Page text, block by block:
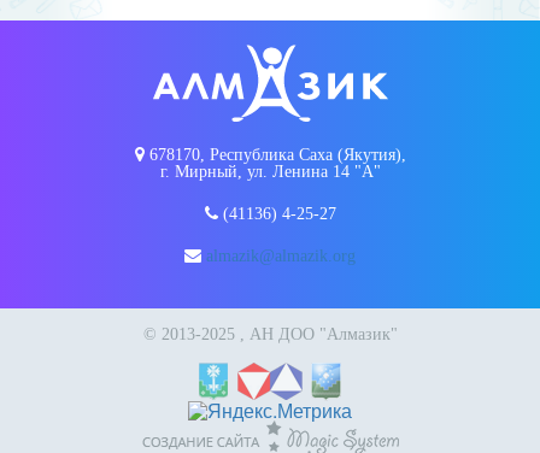
678170, Республика Саха (Якутия),
г. Мирный, ул. Ленина 14 "А"
(41136) 4-25-27
almazik@almazik.org
© 2013-2025 , АН ДОО "Алмазик"